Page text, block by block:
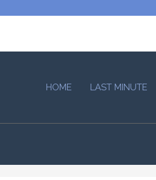
HOME LAST MINUTE